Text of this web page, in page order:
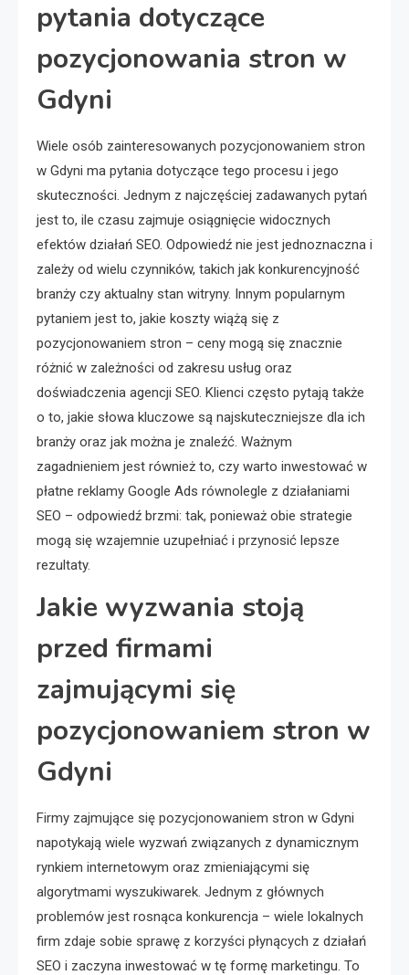
pytania dotyczące
pozycjonowania stron w
Gdyni
Wiele osób zainteresowanych pozycjonowaniem stron
w Gdyni ma pytania dotyczące tego procesu i jego
skuteczności. Jednym z najczęściej zadawanych pytań
jest to, ile czasu zajmuje osiągnięcie widocznych
efektów działań SEO. Odpowiedź nie jest jednoznaczna i
zależy od wielu czynników, takich jak konkurencyjność
branży czy aktualny stan witryny. Innym popularnym
pytaniem jest to, jakie koszty wiążą się z
pozycjonowaniem stron – ceny mogą się znacznie
różnić w zależności od zakresu usług oraz
doświadczenia agencji SEO. Klienci często pytają także
o to, jakie słowa kluczowe są najskuteczniejsze dla ich
branży oraz jak można je znaleźć. Ważnym
zagadnieniem jest również to, czy warto inwestować w
płatne reklamy Google Ads równolegle z działaniami
SEO – odpowiedź brzmi: tak, ponieważ obie strategie
mogą się wzajemnie uzupełniać i przynosić lepsze
rezultaty.
Jakie wyzwania stoją
przed firmami
zajmującymi się
pozycjonowaniem stron w
Gdyni
Firmy zajmujące się pozycjonowaniem stron w Gdyni
napotykają wiele wyzwań związanych z dynamicznym
rynkiem internetowym oraz zmieniającymi się
algorytmami wyszukiwarek. Jednym z głównych
problemów jest rosnąca konkurencja – wiele lokalnych
firm zdaje sobie sprawę z korzyści płynących z działań
SEO i zaczyna inwestować w tę formę marketingu. To